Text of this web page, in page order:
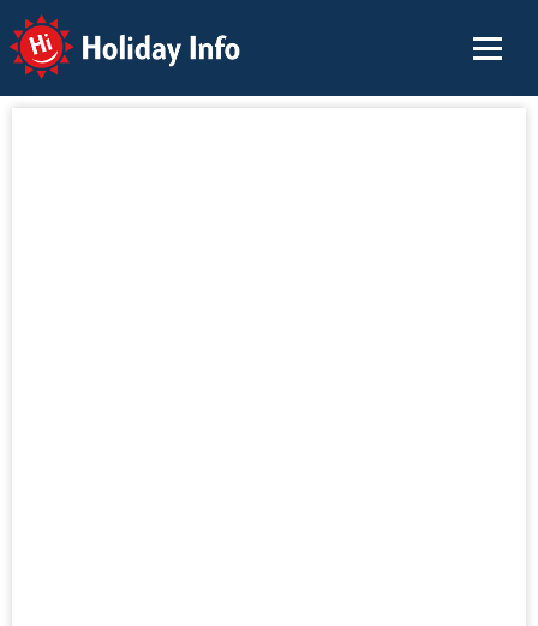
Holiday Info